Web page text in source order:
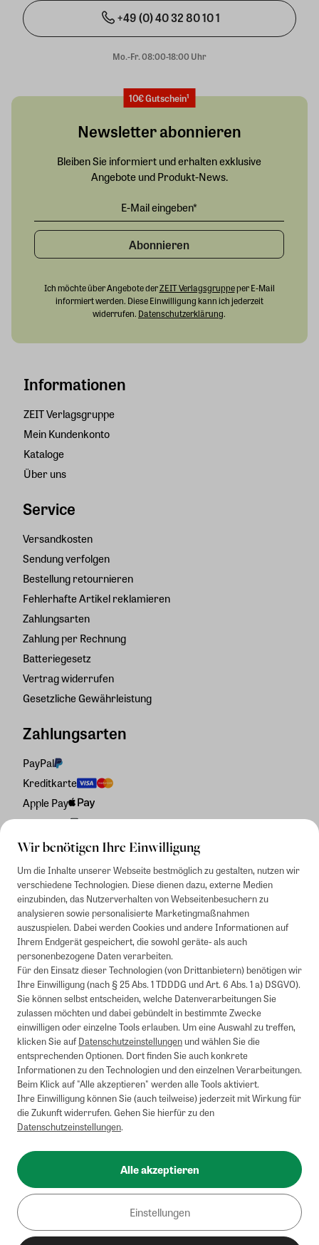
Wir benötigen Ihre Einwilligung
Um die Inhalte unserer Webseite bestmöglich zu gestalten, nutzen wir
verschiedene Technologien. Diese dienen dazu, externe Medien
einzubinden, das Nutzerverhalten von Webseitenbesuchern zu
analysieren sowie personalisierte Marketingmaßnahmen
auszuspielen. Dabei werden Cookies und andere Informationen auf
Ihrem Endgerät gespeichert, die sowohl geräte- als auch
personenbezogene Daten verarbeiten.
Für den Einsatz dieser Technologien (von Drittanbietern) benötigen wir
Ihre Einwilligung (nach § 25 Abs. 1 TDDDG und Art. 6 Abs. 1 a) DSGVO).
Sie können selbst entscheiden, welche Datenverarbeitungen Sie
zulassen möchten und dabei gebündelt in bestimmte Zwecke
einwilligen oder einzelne Tools erlauben. Um eine Auswahl zu treffen,
klicken Sie aufDatenschutzeinstellungenund wählen Sie die
entsprechenden Optionen. Dort finden Sie auch konkrete
Informationen zu den Technologien und den einzelnen Verarbeitungen.
Beim Klick auf "Alle akzeptieren" werden alle Tools aktiviert.
Ihre Einwilligung können Sie (auch teilweise) jederzeit mit Wirkung für
die Zukunft widerrufen. Gehen Sie hierfür zu den
Datenschutzeinstellungen.
Alle akzeptieren
Einstellungen
+49 (0) 40 32 80 10 1
Mo.-Fr. 08:00-18:00 Uhr
Informationen
ZEIT Verlagsgruppe
Mein Kundenkonto
Kataloge
Über uns
Service
Versandkosten
Sendung verfolgen
Bestellung retournieren
Fehlerhafte Artikel reklamieren
Zahlungsarten
Zahlung per Rechnung
Batteriegesetz
Vertrag widerrufen
Gesetzliche Gewährleistung
Zahlungsarten
PayPal
Kreditkarte
Apple Pay
Rechnung
10€ Gutschein¹
Newsletter abonnieren
Bleiben Sie informiert und erhalten exklusive
Angebote und Produkt-News.
Abonnieren
Ich möchte über Angebote derZEIT Verlagsgruppeper E-Mail
informiert werden. Diese Einwilligung kann ich jederzeit
widerrufen. Datenschutzerklärung.